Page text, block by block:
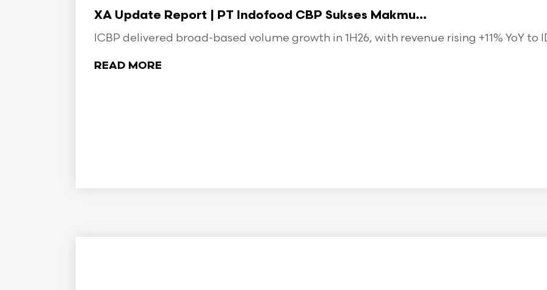
XA Update Report | PT Indofood CBP Sukses Makmu...
ICBP delivered broad-based volume growth in 1H26, with revenue rising +11% YoY to
READ MORE